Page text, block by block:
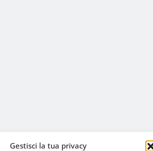
Gestisci la tua privacy